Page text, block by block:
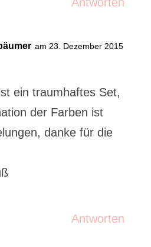
am 23. Dezember 2015
ein traumhaftes Set,
der Farben ist
danke für die
Antworten